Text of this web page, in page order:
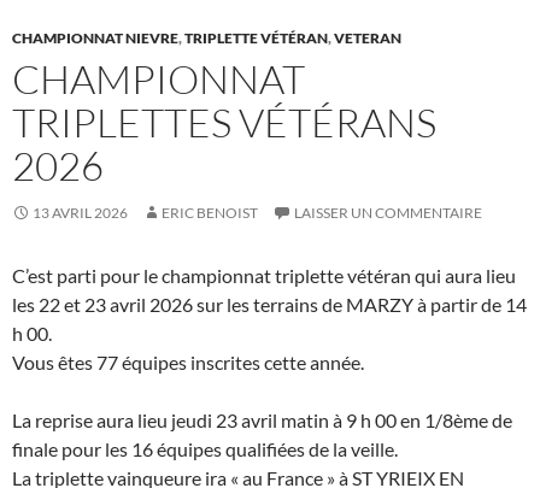
CHAMPIONNAT NIEVRE,TRIPLETTE VÉTÉRAN,VETERAN
CHAMPIONNAT
TRIPLETTES VÉTÉRANS
2026
13 AVRIL 2026 ERIC BENOIST LAISSER UN COMMENTAIRE
C’est parti pour le championnat triplette vétéran qui aura lieu
les 22 et 23 avril 2026 sur les terrains de MARZY à partir de 14
h 00.
Vous êtes 77 équipes inscrites cette année.
La reprise aura lieu jeudi 23 avril matin à 9 h 00 en 1/8ème de
finale pour les 16 équipes qualifiées de la veille.
La triplette vainqueure ira « au France » à ST YRIEIX EN